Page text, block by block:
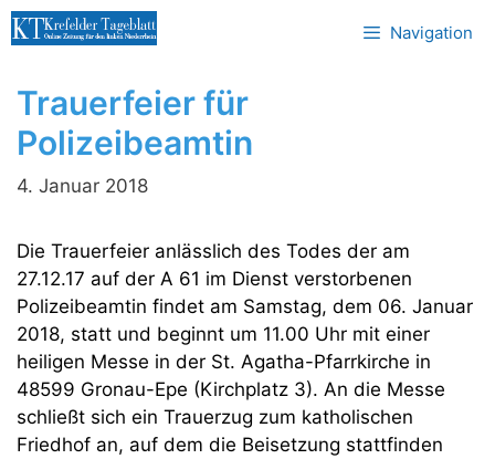
Zum
Inhalt
Navigation
Trauerfeier für
Polizeibeamtin
4. Januar 2018
Die Trauerfeier anlässlich des Todes der am
27.12.17 auf der A 61 im Dienst verstorbenen
Polizeibeamtin findet am Samstag, dem 06. Januar
2018, statt und beginnt um 11.00 Uhr mit einer
heiligen Messe in der St. Agatha-Pfarrkirche in
48599 Gronau-Epe (Kirchplatz 3). An die Messe
schließt sich ein Trauerzug zum katholischen
Friedhof an, auf dem die Beisetzung stattfinden